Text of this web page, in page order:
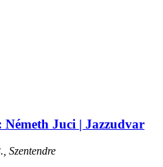
Juci | Jazzudvar
Szentendre